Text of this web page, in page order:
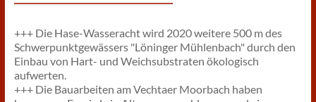
+++ Die Hase-Wasseracht wird 2020 weitere 500 m des
Schwerpunktgewässers "Löninger Mühlenbach" durch den
Einbau von Hart- und Weichsubstraten ökologisch
aufwerten.
+++ Die Bauarbeiten am Vechtaer Moorbach haben